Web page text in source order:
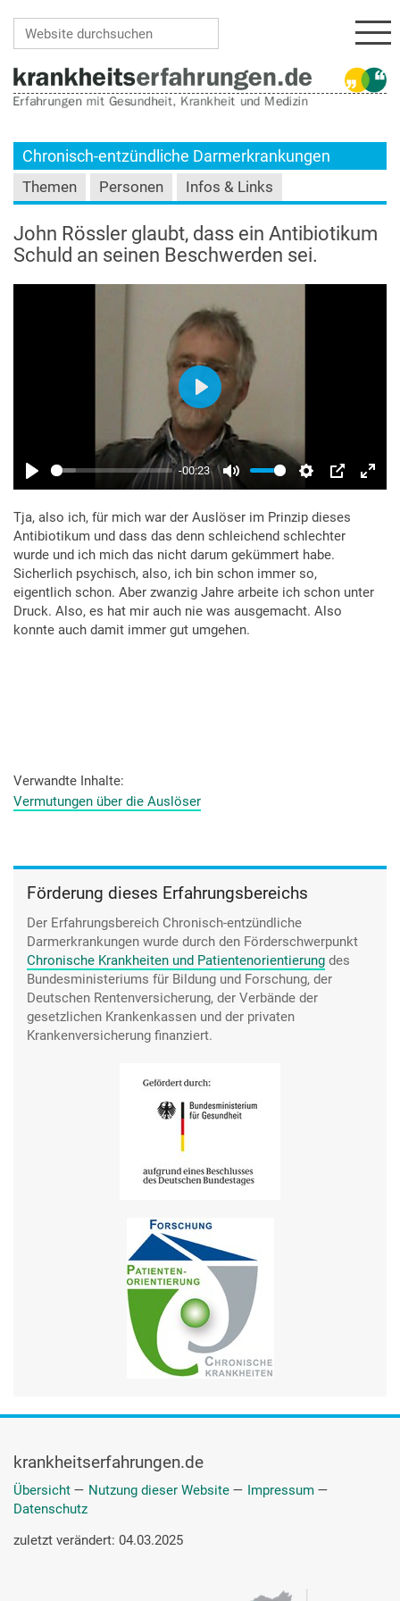
Chronisch-entzündliche Darmerkrankungen
Themen Personen Infos & Links
John Rössler glaubt, dass ein Antibiotikum
Schuld an seinen Beschwerden sei.
Tja, also ich, für mich war der Auslöser im Prinzip dieses
Antibiotikum und dass das denn schleichend schlechter
wurde und ich mich das nicht darum gekümmert habe.
Sicherlich psychisch, also, ich bin schon immer so,
eigentlich schon. Aber zwanzig Jahre arbeite ich schon unter
Druck. Also, es hat mir auch nie was ausgemacht. Also
konnte auch damit immer gut umgehen.
Verwandte Inhalte
Vermutungen über die Auslöser
Förderung dieses Erfahrungsbereichs
Der Erfahrungsbereich Chronisch-entzündliche
Darmerkrankungen wurde durch den Förderschwerpunkt
Chronische Krankheiten und Patientenorientierung des
Bundesministeriums für Bildung und Forschung, der
Deutschen Rentenversicherung, der Verbände der
gesetzlichen Krankenkassen und der privaten
Krankenversicherung finanziert.
krankheitserfahrungen.de
Übersicht — Nutzung dieser Website — Impressum —
Datenschutz
zuletzt verändert: 04.03.2025